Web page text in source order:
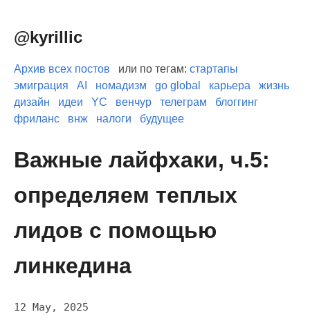
@kyrillic
Архив всех постов или по тегам: стартапы
эмиграция
AI номадизм go global карьера
жизнь
дизайн
идеи YC венчур телеграм
блоггинг
фриланс
внж налоги будущее
Важные лайфхаки, ч.5:
определяем теплых
лидов с помощью
линкедина
12 May, 2025